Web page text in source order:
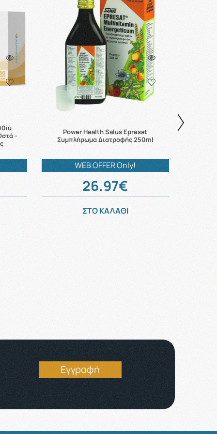
-
Power Health Salus Epresat
Συμπλήρωμα Διατροφής 250ml
WEB OFFER Only!
26.97€
ΣΤΟ ΚΑΛΑΘΙ
Εγγραφή